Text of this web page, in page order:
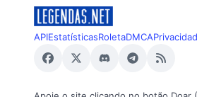
APIEstatísticasRoletaDMCA